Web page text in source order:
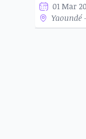
01 Mar
Yaoundé